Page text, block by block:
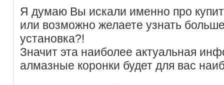
Я думаю Вы искали именно про
или возможно желаете узнать
установка?!
Значит эта наиболее актуальная
алмазные коронки будет для вас